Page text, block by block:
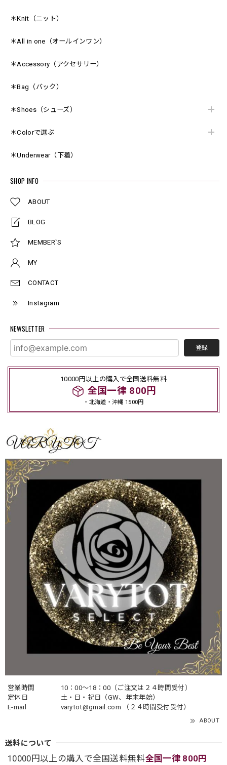
＊Knit（ニット）
＊All in one（オールインワン）
＊Accessory（アクセサリー）
＊Bag（バック）
＊Shoes（シューズ）
＊Colorで選ぶ
＊Underwear（下着）
SHOP INFO
ABOUT
BLOG
MEMBER`S
MY
CONTACT
Instagram
NEWSLETTER
登録
10000円以上の購入で全国送料無料
全国一律 800円
・北海道・沖縄 1500円
営業時間
10：00〜18：00（ご注文は２４時間受付）
定休日
土・日・祝日（GW、年末年始）
E-mail
varytot@gmail.com （２４時間受付受付）
ABOUT
送料について
10000円以上の購入で全国送料無料全国一律 800円